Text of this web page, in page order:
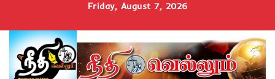
content
Friday, August 7, 2026
Homeசெய்திகள்
தமிழ்நாடுமாவட்டச்செய்திகள்
அரசியல்ஆன்மிகம்
சட்டம்
அறிவோம்
சினிமாUncategorized